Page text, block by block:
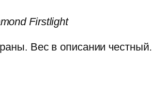
Firstlight
Вес в описании честный.